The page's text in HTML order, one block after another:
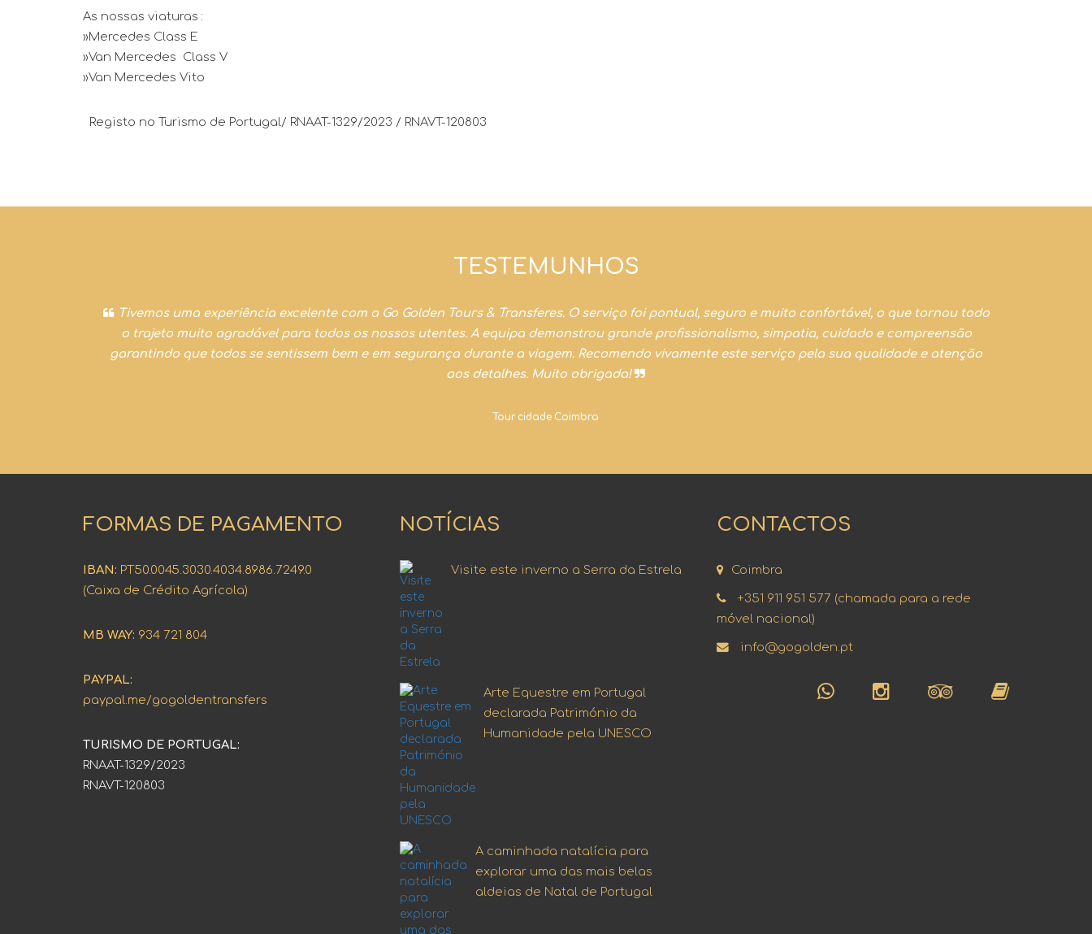
As nossas viaturas :
»Mercedes Class E
»Van Mercedes Class V
»Van Mercedes Vito
Registo no Turismo de Portugal/ RNAAT-1329/2023 / RNAVT-120803
TESTEMUNHOS
Tivemos uma experiência excelente com a Go Golden Tours & Transferes. O serviço foi pontual, seguro e muito confortável, o que tornou todo
o trajeto muito agradável para todos os nossos utentes. A equipa demonstrou grande profissionalismo, simpatia, cuidado e compreensão
garantindo que todos se sentissem bem e em segurança durante a viagem. Recomendo vivamente este serviço pela sua qualidade e atenção
aos detalhes. Muito obrigada!
Tour cidade Coimbra
FORMAS DE PAGAMENTO
IBAN: PT50.0045.3030.4034.8986.7249.0
(Caixa de Crédito Agrícola)
MB WAY: 934 721 804
PAYPAL:
paypal.me/gogoldentransfers
TURISMO DE PORTUGAL:
RNAAT-1329/2023
RNAVT-120803
NOTÍCIAS
Visite este inverno a Serra da Estrela
Arte Equestre em Portugal
declarada Património da
Humanidade pela UNESCO
A caminhada natalícia para
explorar uma das mais belas
aldeias de Natal de Portugal
CONTACTOS
Coimbra
+351 911 951 577 (chamada para a rede
móvel nacional)
info@gogolden.pt